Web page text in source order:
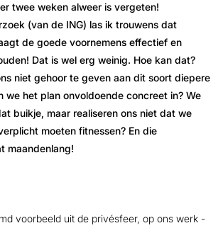
twee weken alweer is vergeten!
(van de ING) las ik trouwens dat
de goede voornemens effectief en
Dat is wel erg weinig. Hoe kan dat?
niet gehoor te geven aan dit soort diepere
we het plan onvoldoende concreet in? We
buikje, maar realiseren ons niet dat we
moeten fitnessen? En die
maandenlang!
voorbeeld uit de privésfeer, op ons werk -